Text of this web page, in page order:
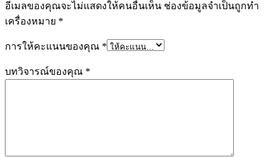
อีเมลของคุณจะไม่แสดงให้คนอื่นเห็น ช่องข้อมูลจำเป็นถูกทำ
เครื่องหมาย *
การให้คะแนนของคุณ *
บทวิจารณ์ของคุณ *